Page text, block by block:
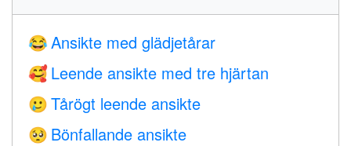
😂 Ansikte med glädjetårar
🥰 Leende ansikte med tre hjärtan
🥲 Tårögt leende ansikte
🥺 Bönfallande ansikte